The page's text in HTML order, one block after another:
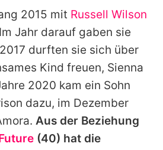
2015 mit Russell Wilson
Jahr darauf gaben sie
durften sie sich über
Kind freuen, Sienna
2020 kam ein Sohn
dazu, im Dezember
. Aus der Beziehung
(40) hat die